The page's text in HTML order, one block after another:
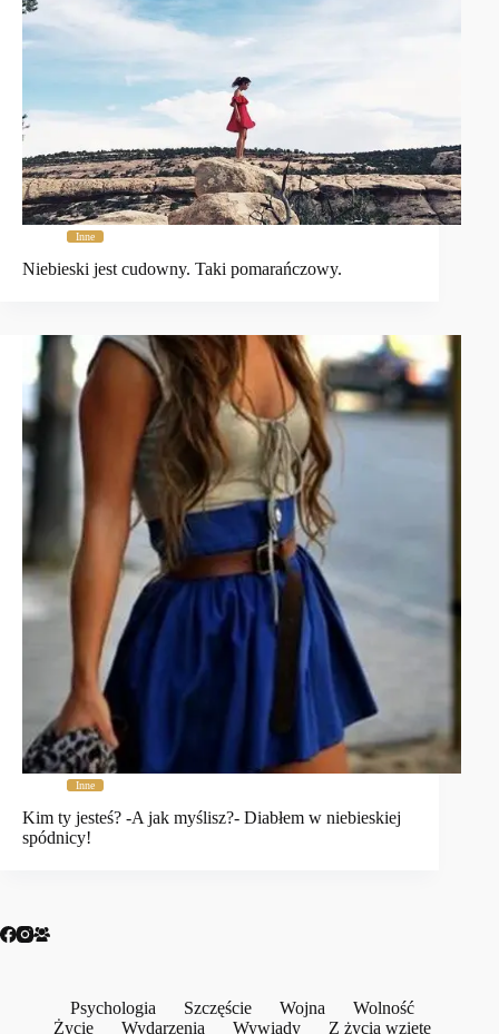
Inne
Niebieski jest cudowny. Taki pomarańczowy.
Inne
Kim ty jesteś? -A jak myślisz?- Diabłem w niebieskiej
spódnicy!
Psychologia Szczęście Wojna
Wolność
Życie
Wydarzenia Wywiady Z życia wzięte